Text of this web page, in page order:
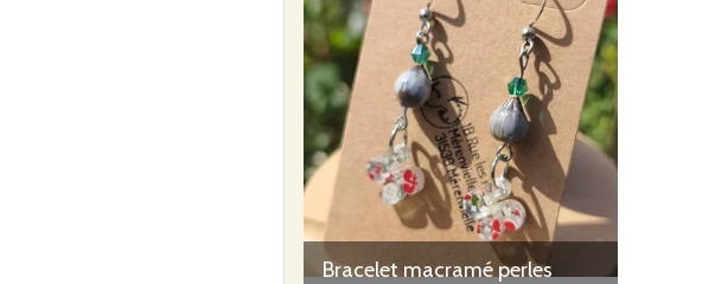
Bracelet macramé perles